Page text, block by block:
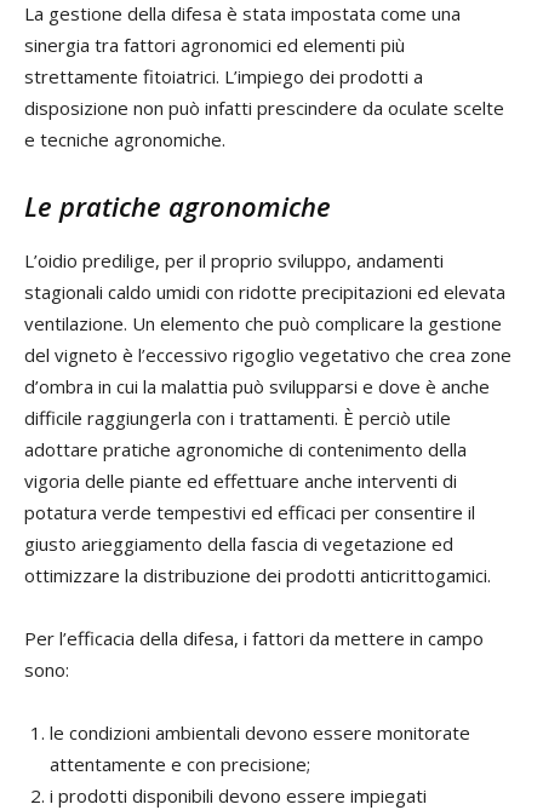
La gestione della difesa è stata impostata come una
sinergia tra fattori agronomici ed elementi più
strettamente fitoiatrici. L’impiego dei prodotti a
disposizione non può infatti prescindere da oculate scelte
e tecniche agronomiche.
Le pratiche agronomiche
L’oidio predilige, per il proprio sviluppo, andamenti
stagionali caldo umidi con ridotte precipitazioni ed elevata
ventilazione. Un elemento che può complicare la gestione
del vigneto è l’eccessivo rigoglio vegetativo che crea zone
d’ombra in cui la malattia può svilupparsi e dove è anche
difficile raggiungerla con i trattamenti. È perciò utile
adottare pratiche agronomiche di contenimento della
vigoria delle piante ed effettuare anche interventi di
potatura verde tempestivi ed efficaci per consentire il
giusto arieggiamento della fascia di vegetazione ed
ottimizzare la distribuzione dei prodotti anticrittogamici.
Per l’efficacia della difesa, i fattori da mettere in campo
sono:
le condizioni ambientali devono essere monitorate
attentamente e con precisione;
i prodotti disponibili devono essere impiegati